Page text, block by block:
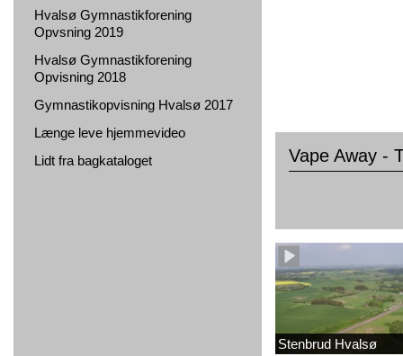
Hvalsø Gymnastikforening
Opvsning 2019
Hvalsø Gymnastikforening
Opvisning 2018
Gymnastikopvisning Hvalsø 2017
Længe leve hjemmevideo
Lidt fra bagkataloget
Vape Away -
Stenbrud Hvalsø